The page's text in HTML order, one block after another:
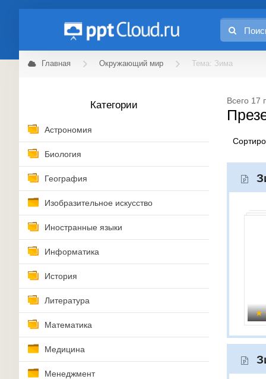
Главная Окружающий мир Тема: Зима
Категории
Астрономия
Биология
География
Изобразительное искусство
Иностранные языки
Информатика
История
Литература
Математика
Медицина
Менеджмент
Всего 17